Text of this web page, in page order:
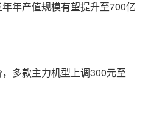
年产值规模有望提升至700亿
多款主力机型上调300元至